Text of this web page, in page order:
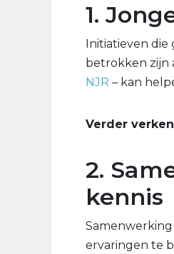
1.
Initiatieven
betrokken zijn
NJR – kan
Verder
2.
kennis
ervaringen te